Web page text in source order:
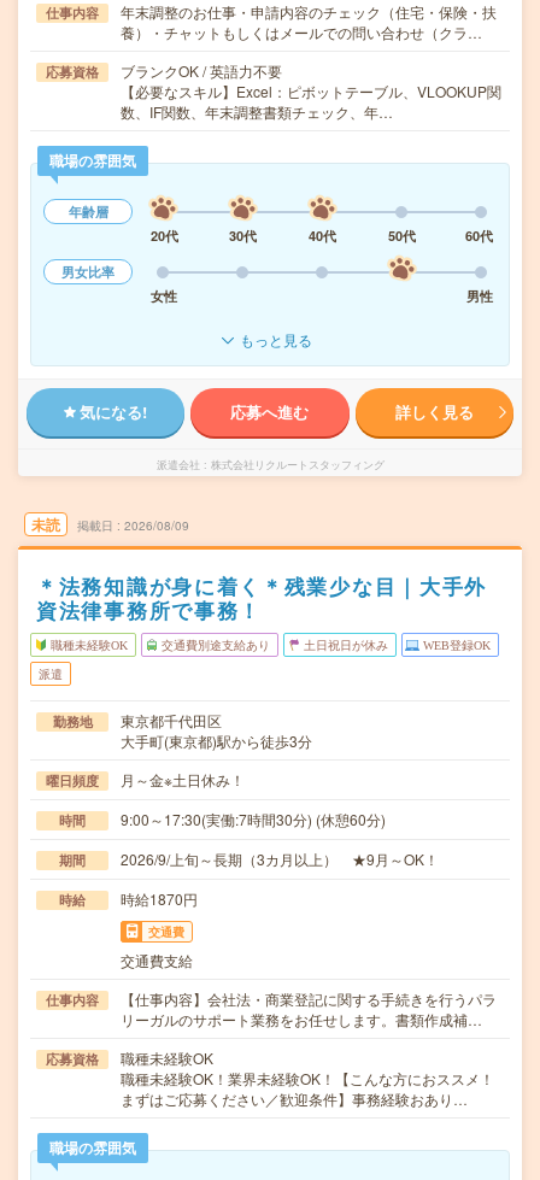
仕事内容
年末調整のお仕事・申請内容のチェック（住宅・保険・扶
養）・チャットもしくはメールでの問い合わせ（クラ…
応募資格
ブランクOK / 英語力不要
【必要なスキル】Excel：ピボットテーブル、VLOOKUP関
数、IF関数、年末調整書類チェック、年…
職場の雰囲気
年齢層
20代
30代 40代 50代
60代
男女比率
女性
男性
もっと見る
気になる! 応募へ進む 詳しく見る
派遣会社 株式会社リクルートスタッフィング
未読 掲載日 2026/08/09
＊法務知識が身に着く＊残業少な目｜大手外
資法律事務所で事務！
職種未経験OK 交通費別途支給あり 土日祝日が休み WEB登録OK
派遣
勤務地
東京都千代田区
大手町(東京都)駅から徒歩3分
曜日頻度 月～金※土日休み！
時間 9:00～17:30(実働:7時間30分) (休憩60分)
期間 2026/9/上旬～長期（3カ月以上） ★9月～OK！
時給 時給1870円
交通費
交通費支給
仕事内容
【仕事内容】会社法・商業登記に関する手続きを行うパラ
リーガルのサポート業務をお任せします。書類作成補…
応募資格
職種未経験OK
職種未経験OK！業界未経験OK！【こんな方におススメ！
まずはご応募ください／歓迎条件】事務経験おあり…
職場の雰囲気